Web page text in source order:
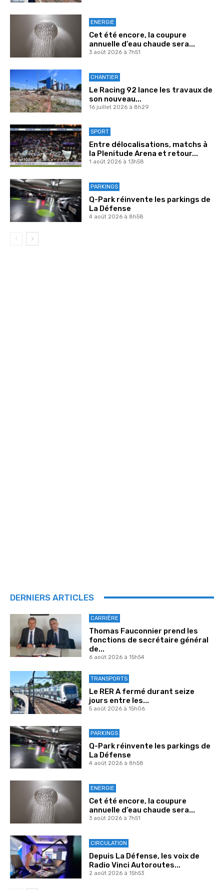
ENERGIE
Cet été encore, la coupure
annuelle d’eau chaude sera...
3 août 2026 à 7h51
CHANTIER
Le Racing 92 lance les travaux de
son nouveau...
16 juillet 2026 à 8h29
SPORT
Entre délocalisations, matchs à
la Plenitude Arena et retour...
1 août 2026 à 13h58
PARKINGS
Q-Park réinvente les parkings de
La Défense
4 août 2026 à 8h58
DERNIERS ARTICLES
CARRIÈRE
Thomas Fauconnier prend les
fonctions de secrétaire général
de...
6 août 2026 à 15h54
TRANSPORTS
Le RER A fermé durant seize
jours entre les...
5 août 2026 à 15h06
PARKINGS
Q-Park réinvente les parkings de
La Défense
4 août 2026 à 8h58
ENERGIE
Cet été encore, la coupure
annuelle d’eau chaude sera...
3 août 2026 à 7h51
CIRCULATION
Depuis La Défense, les voix de
Radio Vinci Autoroutes...
2 août 2026 à 15h53